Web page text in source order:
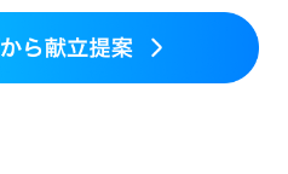
期）
）
産後（混合栄養）